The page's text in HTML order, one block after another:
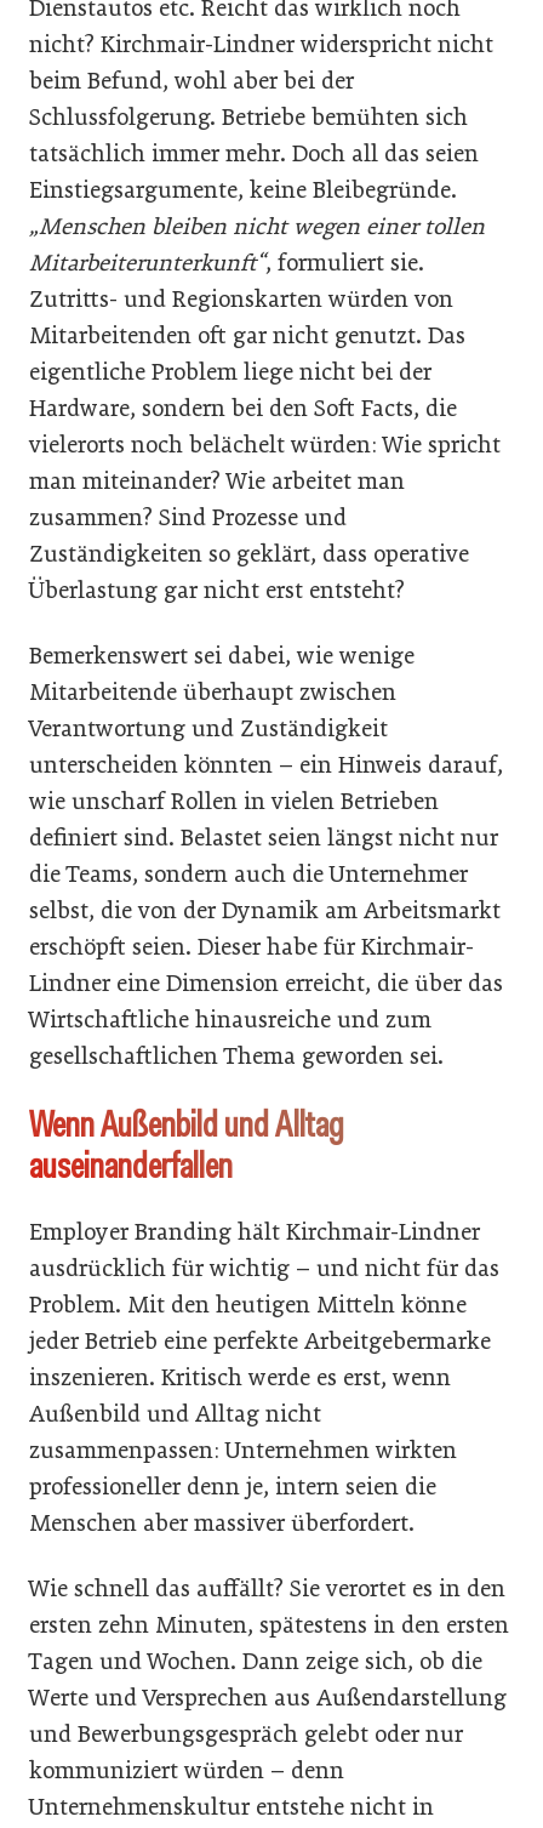
Dienstautos etc. Reicht das wirklich noch
nicht? Kirchmair-Lindner widerspricht nicht
beim Befund, wohl aber bei der
Schlussfolgerung. Betriebe bemühten sich
tatsächlich immer mehr. Doch all das seien
Einstiegsargumente, keine Bleibegründe.
„Menschen bleiben nicht wegen einer tollen
Mitarbeiterunterkunft“, formuliert sie.
Zutritts- und Regionskarten würden von
Mitarbeitenden oft gar nicht genutzt. Das
eigentliche Problem liege nicht bei der
Hardware, sondern bei den Soft Facts, die
vielerorts noch belächelt würden: Wie spricht
man miteinander? Wie arbeitet man
zusammen? Sind Prozesse und
Zuständigkeiten so geklärt, dass operative
Überlastung gar nicht erst entsteht?
Bemerkenswert sei dabei, wie wenige
Mitarbeitende überhaupt zwischen
Verantwortung und Zuständigkeit
unterscheiden könnten – ein Hinweis darauf,
wie unscharf Rollen in vielen Betrieben
definiert sind. Belastet seien längst nicht nur
die Teams, sondern auch die Unternehmer
selbst, die von der Dynamik am Arbeitsmarkt
erschöpft seien. Dieser habe für Kirchmair-
Lindner eine Dimension erreicht, die über das
Wirtschaftliche hinausreiche und zum
gesellschaftlichen Thema geworden sei.
Wenn Außenbild und Alltag
auseinanderfallen
Employer Branding hält Kirchmair-Lindner
ausdrücklich für wichtig – und nicht für das
Problem. Mit den heutigen Mitteln könne
jeder Betrieb eine perfekte Arbeitgebermarke
inszenieren. Kritisch werde es erst, wenn
Außenbild und Alltag nicht
zusammenpassen: Unternehmen wirkten
professioneller denn je, intern seien die
Menschen aber massiver überfordert.
Wie schnell das auffällt? Sie verortet es in den
ersten zehn Minuten, spätestens in den ersten
Tagen und Wochen. Dann zeige sich, ob die
Werte und Versprechen aus Außendarstellung
und Bewerbungsgespräch gelebt oder nur
kommuniziert würden – denn
Unternehmenskultur entstehe nicht in